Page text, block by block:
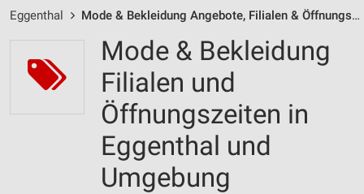
Eggenthal Mode & Bekleidung Angebote, Filialen & Öffnungszeiten
Mode & Bekleidung
Filialen und
Öffnungszeiten in
Eggenthal und
Umgebung